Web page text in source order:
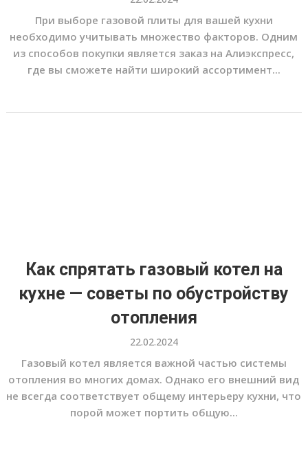
При выборе газовой плиты для вашей кухни
необходимо учитывать множество факторов. Одним
из способов покупки является заказ на Алиэкспресс,
где вы сможете найти широкий ассортимент...
Как спрятать газовый котел на
кухне — советы по обустройству
отопления
22.02.2024
Газовый котел является важной частью системы
отопления во многих домах. Однако его внешний вид
не всегда соответствует общему интерьеру кухни, что
порой может портить общую...